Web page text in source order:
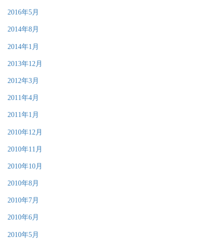
2016年5月
2014年8月
2014年1月
2013年12月
2012年3月
2011年4月
2011年1月
2010年12月
2010年11月
2010年10月
2010年8月
2010年7月
2010年6月
2010年5月